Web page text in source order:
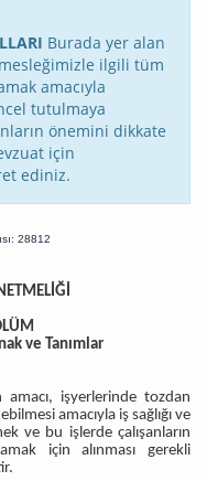
Burada yer alan
ilgili tüm
amacıyla
tutulmaya
önemini dikkate
için
ediniz.
28812
ve Tanımlar
işyerlerinde tozdan
amacıyla iş sağlığı ve
ve bu işlerde çalışanların
için alınması gerekli